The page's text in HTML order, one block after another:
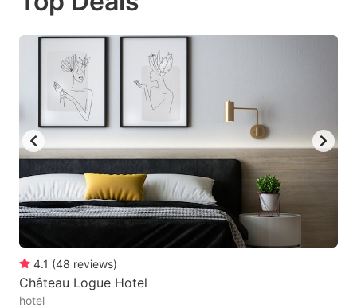
the
keyboard
shortcuts
for
changing
dates.
for
changing
dates.
4.1 (48 reviews)
Château Logue Hotel
hotel